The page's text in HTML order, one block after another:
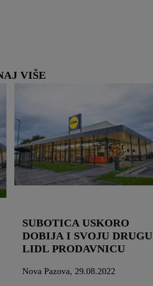
VIŠE
SUBOTICA USKORO
DOBIJA I SVOJU DRUGU
LIDL PRODAVNICU
Nova Pazova, 29.08.2022